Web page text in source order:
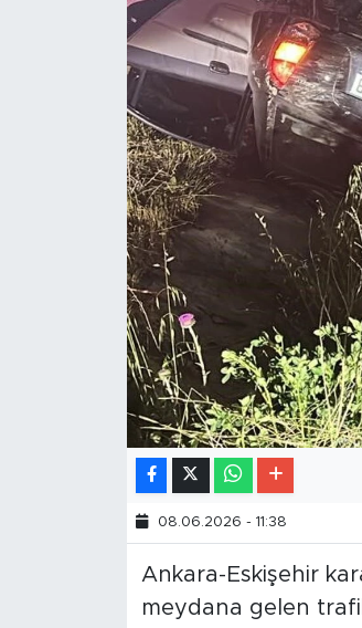
08.06.2026 - 11:38
Ankara-Eskişehir
meydana gelen